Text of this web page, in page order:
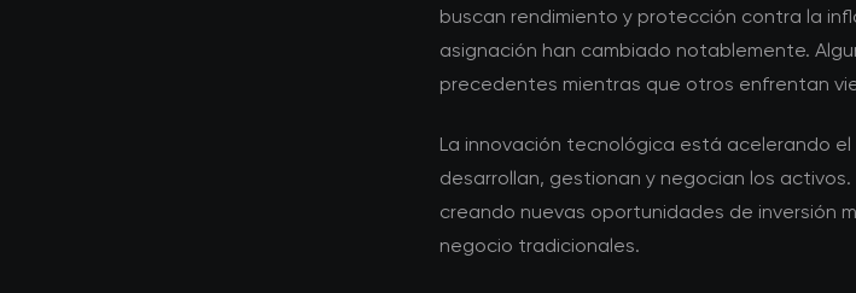
buscan rendimiento y protección contra la
asignación han cambiado notablemente.
precedentes mientras que otros enfrentan
La innovación tecnológica está acelerando
desarrollan, gestionan y negocian los
creando nuevas oportunidades de inversión
negocio tradicionales.